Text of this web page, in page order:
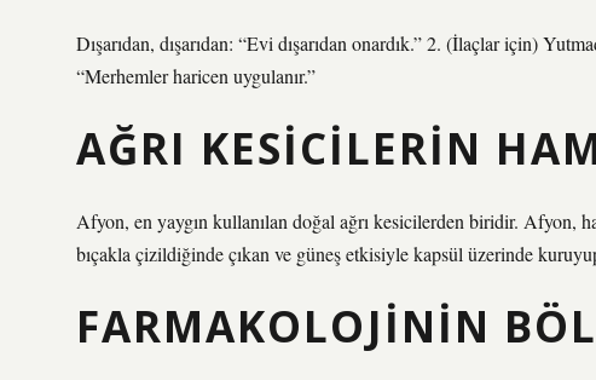
Dışarıdan, dışarıdan: “Evi dışarıdan onardık.” 2. (İlaçlar için)
“Merhemler haricen uygulanır.”
AĞRI KESICILERIN
Afyon, en yaygın kullanılan doğal ağrı kesicilerden biridir. Afyon,
bıçakla çizildiğinde çıkan ve güneş etkisiyle kapsül üzerinde
FARMAKOLOJININ